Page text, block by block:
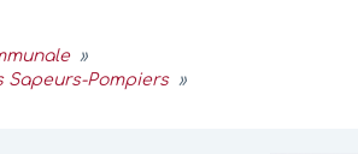
»
Sapeurs-Pompiers»